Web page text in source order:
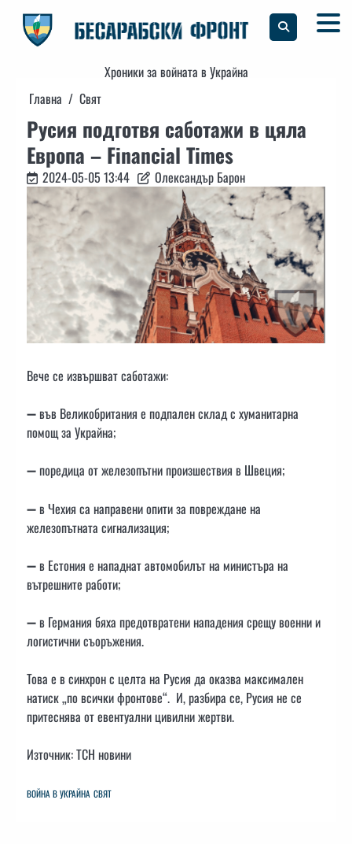
content
Хроники за войната в Украйна
Главна
Свят
Русия подготвя саботажи в цяла
Европа – Financial Times
2024-05-05 13:44 Олександър Барон
Вече се извършват саботажи:
➖ във Великобритания е подпален склад с хуманитарна
помощ за Украйна;
➖ поредица от железопътни произшествия в Швеция;
➖ в Чехия са направени опити за повреждане на
железопътната сигнализация;
➖ в Естония е нападнат автомобилът на министъра на
вътрешните работи;
➖ в Германия бяха предотвратени нападения срещу военни и
логистични съоръжения.
Това е в синхрон с целта на Русия да оказва максимален
натиск „по всички фронтове“. И, разбира се, Русия не се
притеснява от евентуални цивилни жертви.
Източник: ТСН новини
ВОЙНА В УКРАЙНА СВЯТ